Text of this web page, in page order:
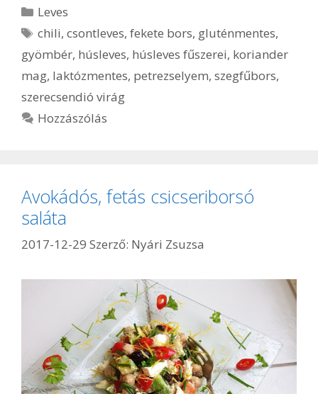
Kategória
Leves
Címkék
chili,csontleves,fekete bors, gluténmentes,
gyömbér, húsleves, húsleves fűszerei, koriander
mag, laktózmentes, petrezselyem, szegfűbors,
szerecsendió virág
Hozzászólás
Avokádós, fetás csicseriborsó
saláta
2017-12-29 Szerző: Nyári Zsuzsa